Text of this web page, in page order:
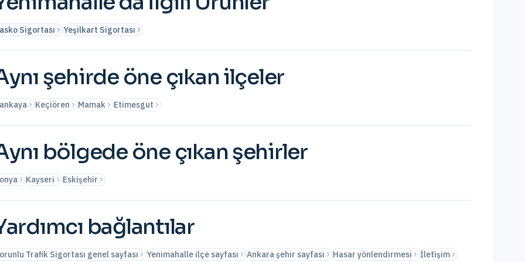
Sigortası Yeşilkart Sigortası
şehirde öne çıkan ilçeler
Keçiören Mamak Etimesgut
bölgede öne çıkan şehirler
Kayseri Eskişehir
bağlantılar
Trafik Sigortası genel sayfası Yenimahalle ilçe sayfası Ankara şehir sayfası Hasar yönlendirmesi İletişim